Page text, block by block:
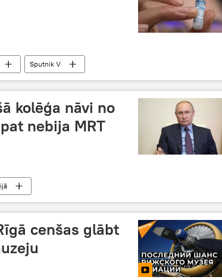
Sputnik V
kolēģa nāvi no
nebija MRT
cenšas glābt